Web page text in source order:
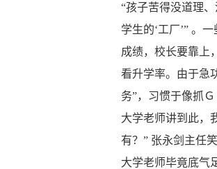
“孩子苦得没道理
学生的‘工厂’” 。
成绩，校长要靠上
看升学率。由于急
务”，习惯于像抓
大学老师讲到此，
有？” 张永剑主任
大学老师毕竟底气